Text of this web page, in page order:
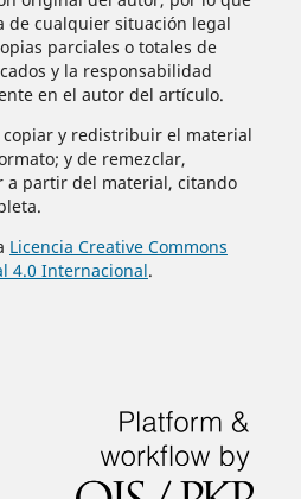
de cualquier situación legal
parciales o totales de
y la responsabilidad
en el autor del artículo.
y redistribuir el material
y de remezclar,
a partir del material, citando
Licencia Creative Commons
4.0 Internacional.